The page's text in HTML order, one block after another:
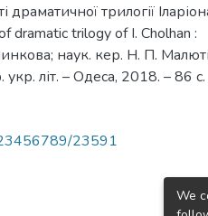
трилогії
dramatic trilogy of I. Cholhan :
наук. кер. Н. П.
літ. – Одеса, 2018. – 86 с.
23591
We